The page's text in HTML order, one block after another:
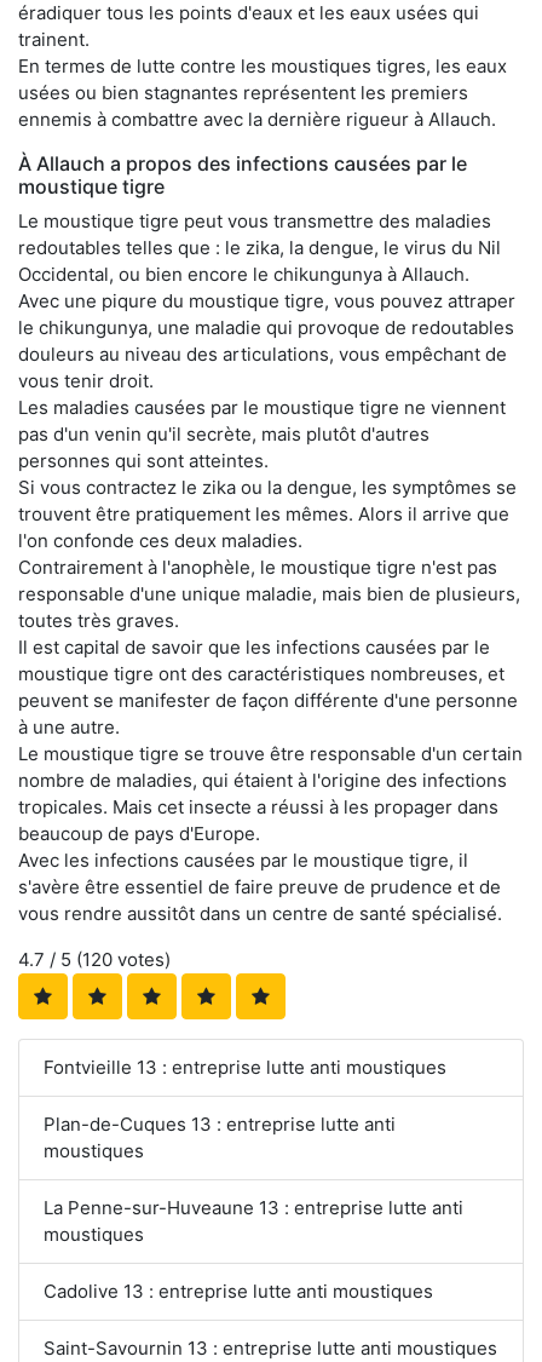
éradiquer tous les points d'eaux et les eaux usées qui
trainent.
En termes de lutte contre les moustiques tigres, les eaux
usées ou bien stagnantes représentent les premiers
ennemis à combattre avec la dernière rigueur à Allauch.
À Allauch a propos des infections causées par le
moustique tigre
Le moustique tigre peut vous transmettre des maladies
redoutables telles que : le zika, la dengue, le virus du Nil
Occidental, ou bien encore le chikungunya à Allauch.
Avec une piqure du moustique tigre, vous pouvez attraper
le chikungunya, une maladie qui provoque de redoutables
douleurs au niveau des articulations, vous empêchant de
vous tenir droit.
Les maladies causées par le moustique tigre ne viennent
pas d'un venin qu'il secrète, mais plutôt d'autres
personnes qui sont atteintes.
Si vous contractez le zika ou la dengue, les symptômes se
trouvent être pratiquement les mêmes. Alors il arrive que
l'on confonde ces deux maladies.
Contrairement à l'anophèle, le moustique tigre n'est pas
responsable d'une unique maladie, mais bien de plusieurs,
toutes très graves.
Il est capital de savoir que les infections causées par le
moustique tigre ont des caractéristiques nombreuses, et
peuvent se manifester de façon différente d'une personne
à une autre.
Le moustique tigre se trouve être responsable d'un certain
nombre de maladies, qui étaient à l'origine des infections
tropicales. Mais cet insecte a réussi à les propager dans
beaucoup de pays d'Europe.
Avec les infections causées par le moustique tigre, il
s'avère être essentiel de faire preuve de prudence et de
vous rendre aussitôt dans un centre de santé spécialisé.
4.7 / 5 (120 votes)
Fontvieille 13 : entreprise lutte anti moustiques
Plan-de-Cuques 13 : entreprise lutte anti
moustiques
La Penne-sur-Huveaune 13 : entreprise lutte anti
moustiques
Cadolive 13 : entreprise lutte anti moustiques
Saint-Savournin 13 : entreprise lutte anti moustiques